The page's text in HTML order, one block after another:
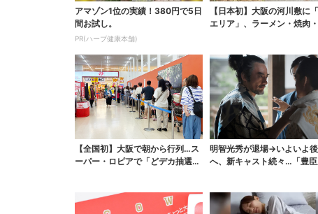
アマゾン1位の実績！380円で5日
間お試し。
PR(ハーブ健康本舗)
【日本初】大阪の河川敷に
エリア」、ラーメン・焼肉
【全国初】大阪で朝から行列…ス
ーパー・ロピアで「どデカ抽選
明智光秀が退場→いよいよ
へ、新キャスト続々…「豊